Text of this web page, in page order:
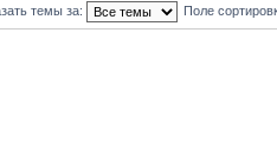
темы за: Поле